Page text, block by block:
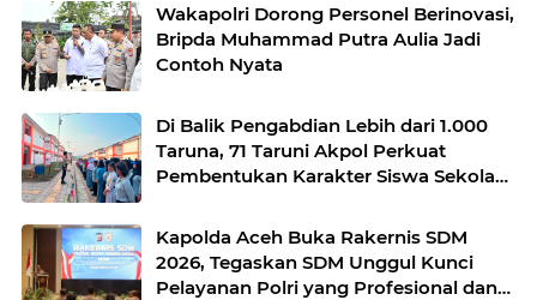
Wakapolri Dorong Personel Berinovasi,
Bripda Muhammad Putra Aulia Jadi
Contoh Nyata
Di Balik Pengabdian Lebih dari 1.000
Taruna, 71 Taruni Akpol Perkuat
Pembentukan Karakter Siswa Sekolah
Kapolda Aceh Buka Rakernis SDM
2026, Tegaskan SDM Unggul Kunci
Pelayanan Polri yang Profesional dan